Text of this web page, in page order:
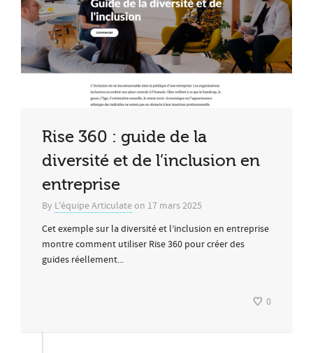
Rise 360 : guide de la
diversité et de l’inclusion en
entreprise
By L'équipe Articulateon 17 mars 2025
Cet exemple sur la diversité et l’inclusion en entreprise
montre comment utiliser Rise 360 ​​pour créer des
guides réellement...
0